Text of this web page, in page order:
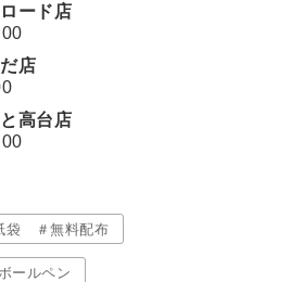
ード店
店
高台店
袋 ＃無料配布
ールペン